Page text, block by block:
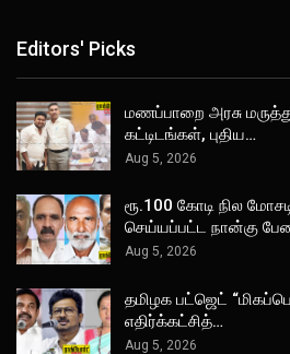
Editors' Picks
மணப்பாறை அரசு
கட்டிடங்கள், புதிய…
Aug 5, 2026
ரூ.100 கோடி நில
செய்யப்பட்ட நான்கு
Aug 5, 2026
தமிழக பட்ஜெட்
எதிர்க்கட்சித்…
Aug 5, 2026